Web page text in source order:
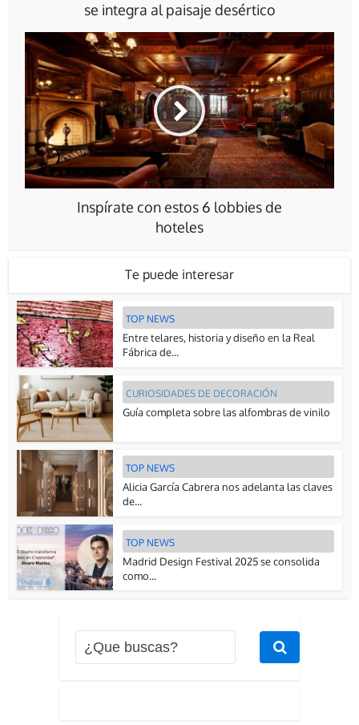
se integra al paisaje desértico
Inspírate con estos 6 lobbies de
hoteles
Te puede interesar
TOP NEWS
Entre telares, historia y diseño en la Real
Fábrica de...
CURIOSIDADES DE DECORACIÓN
Guía completa sobre las alfombras de vinilo
TOP NEWS
Alicia García Cabrera nos adelanta las claves
de...
TOP NEWS
Madrid Design Festival 2025 se consolida
como...